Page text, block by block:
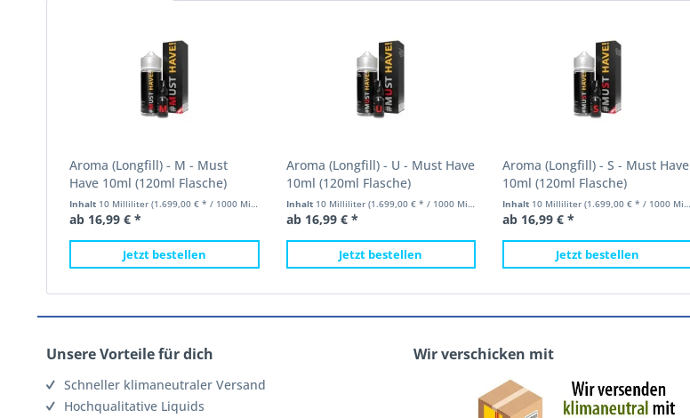
Aroma (Longfill) - M - Must
Have 10ml (120ml Flasche)
Inhalt 10 Milliliter (1.699,00 € * / 1000 Milliliter)
ab 16,99 € *
Jetzt bestellen
Aroma (Longfill) - U - Must Have
10ml (120ml Flasche)
Inhalt 10 Milliliter (1.699,00 € * / 1000 Milliliter)
ab 16,99 € *
Jetzt bestellen
Aroma (Longfill) - S - Must Have
10ml (120ml Flasche)
Inhalt 10 Milliliter(1.699,00 € * / 1000 Milliliter)
ab 16,99 € *
Jetzt bestellen
Unsere Vorteile für dich
Schneller klimaneutraler Versand
Hochqualitative Liquids
Wir verschicken mit